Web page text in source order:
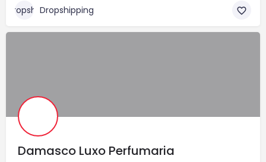
Dropshipping
Damasco Luxo Perfumaria